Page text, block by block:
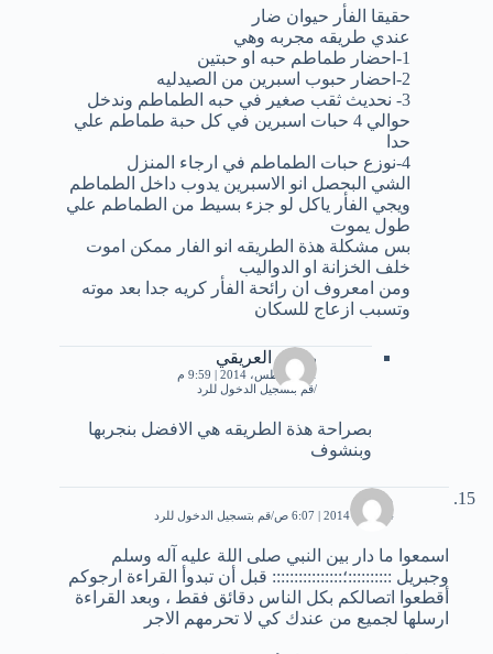
حقيقا الفأر حيوان ضار
عندي طريقه مجربه وهي
1-احضار طماطم حبه او حبتين
2-احضار حبوب اسبرين من الصيدليه
3- نحديث ثقب صغير في حبه الطماطم وندخل
حوالي 4 حبات اسبرين في كل حبة طماطم علي
حدا
4-نوزع حبات الطماطم في ارجاء المنزل
الشي البحصل انو الاسبرين يدوب داخل الطماطم
ويجي الفأر ياكل لو جزء بسيط من الطماطم علي
طول يموت
بس مشكلة هذة الطريقه انو الفار ممكن اموت
خلف الخزانة او الدواليب
ومن امعروف ان رائحة الفأر كريه جدا بعد موته
وتسبب ازعاج للسكان
رستم العريقي
31 أغسطس، 2014 | 9:59 م
قم بتسجيل الدخول للرد
بصراحة هذة الطريقه هي الافضل بنجربها
وبنشوف
محمد
24 يناير، 2014 | 6:07 ص قم بتسجيل الدخول للرد
اسمعوا ما دار بين النبي صلى اللة عليه آله وسلم
وجبريل ::::::::::؛:::::::::::::::: قبل أن تبدوأ القراءة ارجوكم
أقطعوا اتصالكم بكل الناس دقائق فقط ، وبعد القراءة
ارسلها لجميع من عندك كي لا تحرمهم الاجر